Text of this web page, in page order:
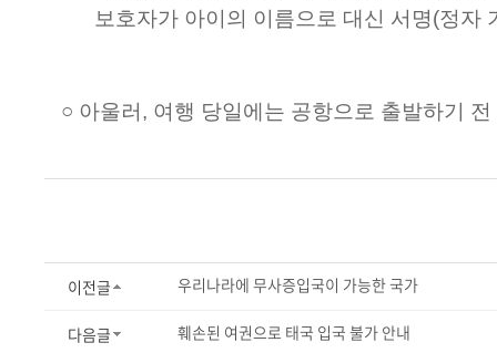
보호자가 아이의 이름으로 대신 서명(정자
○ 아울러, 여행 당일에는 공항으로 출발하기
이전글 우리나라에 무사증입국이 가능한 국가
다음글 훼손된 여권으로 태국 입국 불가 안내